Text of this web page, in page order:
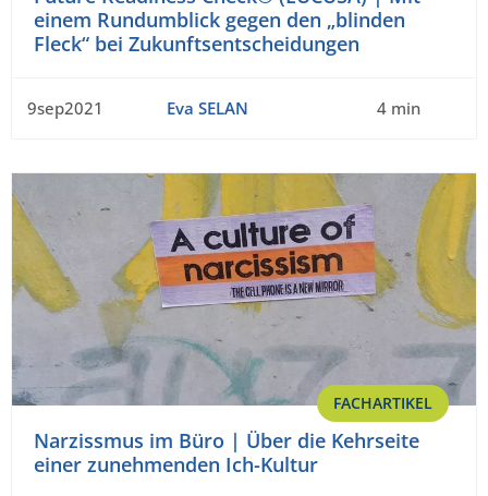
einem Rundumblick gegen den „blinden
Fleck“ bei Zukunftsentscheidungen
9sep2021 Eva SELAN 4 min
FACHARTIKEL
Narzissmus im Büro | Über die Kehrseite
einer zunehmenden Ich-Kultur